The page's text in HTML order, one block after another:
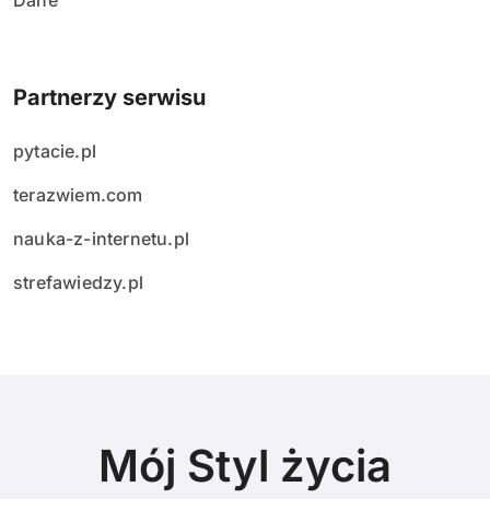
Partnerzy serwisu
pytacie.pl
terazwiem.com
nauka-z-internetu.pl
strefawiedzy.pl
Mój Styl życia